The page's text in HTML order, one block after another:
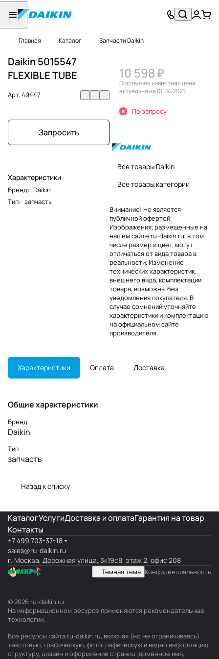
Главная Каталог Запчасти Daikin
Daikin 5015547
FLEXIBLE TUBE
Арт.49447
Запросить
Характеристики
Бренд: Daikin
Тип: запчасть
10 598 ₽
Последняя известная цена
актуальна на 01.04.2021
По запросу
Все товары Daikin
Все товары категории
Внимание! Не является
публичной офертой.
Изображения, размещенные на
нашем сайте ru-daikin.ru, в том
числе размер и цвет, могут
отличаться от вида товара в
реальности. Изменение
технических характеристик,
внешнего вида, комплектации
товара, возможны без
уведомления покупателя. В
случае сомнений уточняйте
характеристики и комплектацию
на официальном сайте
производителя.
Характеристики Оплата Доставка
Общие характеристики
Бренд
Daikin
Тип
запчасть
Назад к списку
КаталогУслугиДоставка и оплатаГарантия на товар
Контакты
+7 499 703-37-18
sales@ru-daikin.ru
г. Москва, Дорожная улица, 3к19с8, этаж 2, офис 208
Темная тема Конфиденциальность
© 2026 ru-daikin.ru
На информационном ресурсе применяются рекомендательные
технологии.
Все ресурсы сайта ru-daikin.ru, включая (но не ограничиваясь)
текстовую, графическую, фотографическую и видео информацию,
структуру, дизайн и оформление страниц, доменное имя,